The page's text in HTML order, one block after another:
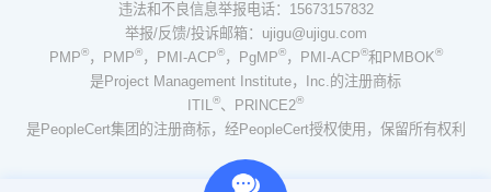
违法和不良信息举报电话：15673157832
举报/反馈/投诉邮箱：ujigu@ujigu.com
PMP®，PMP®，PMI-ACP®，PgMP®，PMI-ACP®和PMBOK®
是Project Management Institute，Inc.的注册商标
ITIL®、PRINCE2®
是PeopleCert集团的注册商标，经PeopleCert授权使用，保留所有权利